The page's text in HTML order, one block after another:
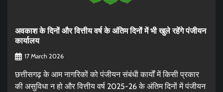
अवकाश के दिनों और वित्तीय वर्ष के अंतिम दिनों में भी खुले रहेंगे पंजीयन
कार्यालय
17 March 2026
छत्तीसगढ़ के आम नागरिकों को पंजीयन संबंधी कार्यों में किसी प्रकार
की असुविधा न हो और वित्तीय वर्ष 2025-26 के अंतिम दिनों में पंजीयन